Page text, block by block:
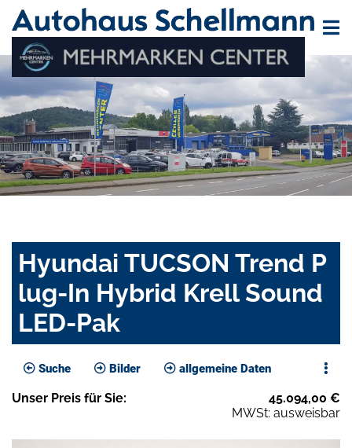
Hyundai TUCSON Trend P
lug-In Hybrid Krell Sound
LED-Pak
Suche Bilder allgemeine Daten
Unser Preis für Sie: 45.094,00 €
MWSt: ausweisbar